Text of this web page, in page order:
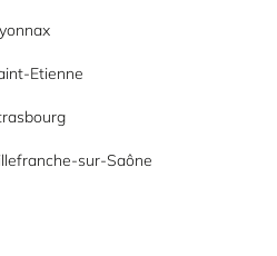
Etienne
sur-Saône